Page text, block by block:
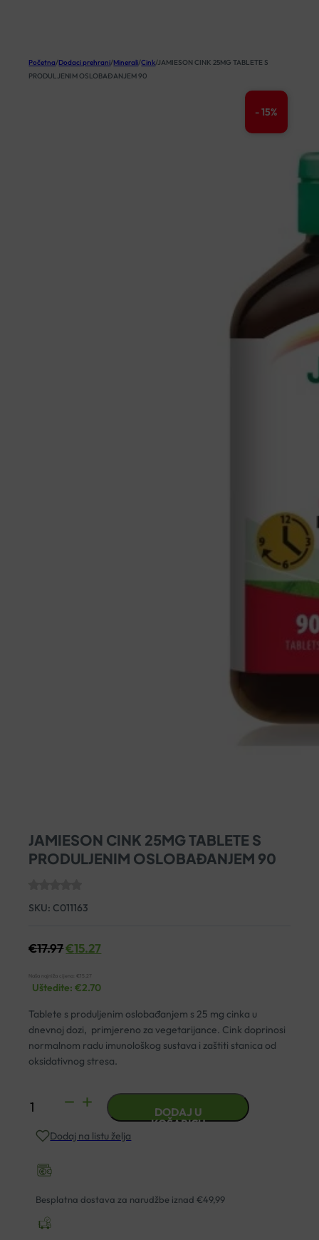
Početna/Dodaci prehrani/Minerali/Cink/JAMIESON CINK 25MG TABLETE S
PRODULJENIM OSLOBAĐANJEM 90
- 15%
JAMIESON CINK 25MG TABLETE S
PRODULJENIM OSLOBAĐANJEM 90
SKU: C011163
€17.97€15.27
Naša najniža cijena: € 15.27
Uštedite:€2.70
Tablete s produljenim oslobađanjem s 25 mg cinka u
dnevnoj dozi, primjereno za vegetarijance. Cink doprinosi
normalnom radu imunološkog sustava i zaštiti stanica od
oksidativnog stresa.
JAMIESON
25MG
PRODULJENIM
90
DODAJ U
KOŠARICU
Dodaj na listu želja
Besplatna dostava za narudžbe iznad €49,99